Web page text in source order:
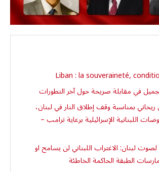
Liban : la souveraineté,
في مقابلة صريحة حول آخر التطورات
بمناسبة وقف إطلاق النار في لبنان،
اللبنانية الإسرائيلية برعاية ترامب –
لبنان: الاغتراب اللبناني لن يسامح او
الطبقة الحاكمة الخاطئة